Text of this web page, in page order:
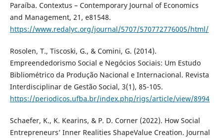
Paraíba. Contextus – Contemporary Journal of Economics
and Management, 21, e81548.
https://www.redalyc.org/journal/5707/570772776005/html/
Rosolen, T., Tiscoski, G., & Comini, G. (2014).
Empreendedorismo Social e Negócios Sociais: Um Estudo
Bibliométrico da Produção Nacional e Internacional. Revista
Interdisciplinar de Gestão Social, 3(1), 85-105.
https://periodicos.ufba.br/index.php/rigs/article/view/8994
Schaefer, K., K. Kearins, & P. D. Corner (2022). How Social
Entrepreneurs’ Inner Realities ShapeValue Creation. Journal